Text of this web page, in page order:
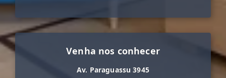
Venha nos conhecer
Av. Paraguassu 3945